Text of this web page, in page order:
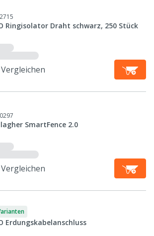
Ringisolator Draht schwarz, 250 Stück
Vergleichen
SmartFence 2.0
Vergleichen
Erdungskabelanschluss